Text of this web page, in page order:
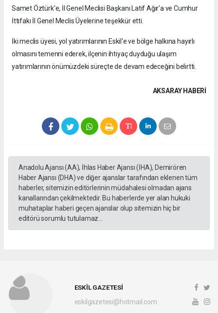
Samet Öztürk'e, İl Genel Meclisi Başkanı Latif Ağır'a ve Cumhur
İttifakı İl Genel Meclis Üyelerine teşekkür etti.
İki meclis üyesi, yol yatırımlarının Eskil'e ve bölge halkına hayırlı
olmasını temenni ederek, ilçenin ihtiyaç duyduğu ulaşım
yatırımlarının önümüzdeki süreçte de devam edeceğini belirtti.
AKSARAY HABERİ
Anadolu Ajansı (AA), İhlas Haber Ajansı (İHA), Demirören
Haber Ajansı (DHA) ve diğer ajanslar tarafından eklenen tüm
haberler, sitemizin editörlerinin müdahalesi olmadan ajans
kanallarından çekilmektedir. Bu haberlerde yer alan hukuki
muhataplar haberi geçen ajanslar olup sitemizin hiç bir
editörü sorumlu tutulamaz...
ESKİL GAZETESİ
eskilgazetesi@hotmail.com